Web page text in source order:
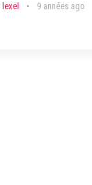
lexel 9 années ago